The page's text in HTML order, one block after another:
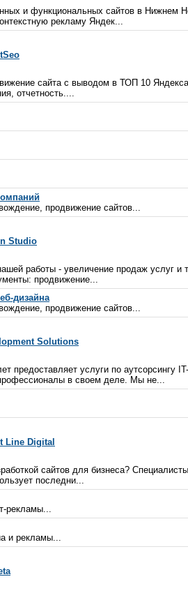
и функциональных сайтов в Нижнем
рекламу Яндек...
сайта с выводом в ТОП 10
отчетность....
продвижение сайтов...
Studio
работы - увеличение продаж услуг
продвижение...
дизайна
продвижение сайтов...
Solutions
предоставляет услуги по
в своем деле. Мы не...
Line Digital
сайтов для бизнеса?
последни...
рекламы...
и рекламы...